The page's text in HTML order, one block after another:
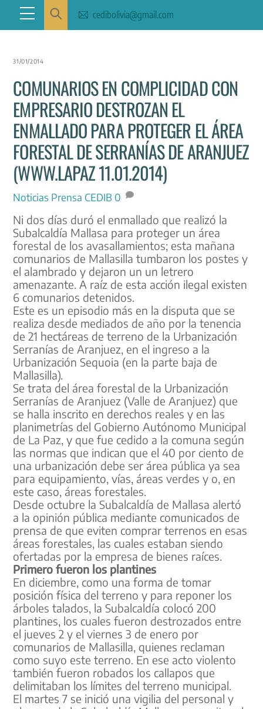
content
Menu cedibolivia@gmail.com
31/01/2014
COMUNARIOS EN COMPLICIDAD CON
EMPRESARIO DESTROZAN EL
ENMALLADO PARA PROTEGER EL ÁREA
FORESTAL DE SERRANÍAS DE ARANJUEZ
(WWW.LAPAZ 11.01.2014)
Noticias Prensa CEDIB 0
Ni dos días duró el enmallado que realizó la
Subalcaldía Mallasa para proteger un área
forestal de los avasallamientos; esta mañana
comunarios de Mallasilla tumbaron los postes y
el alambrado y dejaron un un letrero
amenazante. A raíz de esta acción ilegal existen
6 comunarios detenidos.
Este es un episodio más en la disputa que se
realiza desde mediados de año por la tenencia
de 21 hectáreas de terreno de la Urbanización
Serranías de Aranjuez, en el ingreso a la
Urbanización Sequoia (en la parte baja de
Mallasilla).
Se trata del área forestal de la Urbanización
Serranías de Aranjuez (Valle de Aranjuez) que
se halla inscrito en derechos reales y en las
planimetrías del Gobierno Autónomo Municipal
de La Paz, y que fue cedido a la comuna según
las normas que indican que el 40 por ciento de
una urbanización debe ser área pública ya sea
para equipamiento, vías, áreas verdes y o, en
este caso, áreas forestales.
Desde octubre la Subalcaldía de Mallasa alertó
a la opinión pública mediante comunicados de
prensa de que eviten comprar terrenos en esas
áreas forestales, las cuales estaban siendo
ofertadas por la empresa de bienes raíces.
Primero fueron los plantines
En diciembre, como una forma de tomar
posición física del terreno y para reponer los
árboles talados, la Subalcaldía colocó 200
plantines, los cuales fueron destrozados entre
el jueves 2 y el viernes 3 de enero por
comunarios de Mallasilla, quienes reclaman
como suyo este terreno. En ese acto violento
también fueron robados los callapos que
delimitaban los límites del terreno municipal.
El martes 7 se inició una vigilia del personal y